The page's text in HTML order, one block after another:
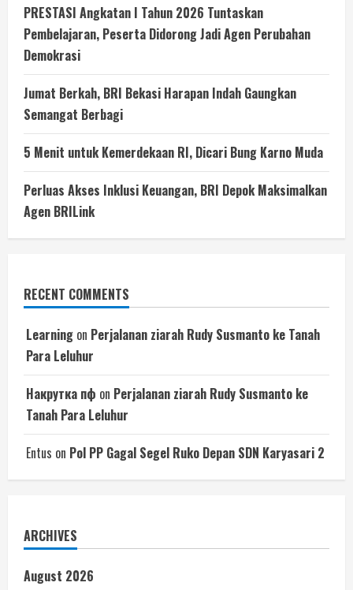
PRESTASI Angkatan I Tahun 2026 Tuntaskan
Pembelajaran, Peserta Didorong Jadi Agen Perubahan
Demokrasi
Jumat Berkah, BRI Bekasi Harapan Indah Gaungkan
Semangat Berbagi
5 Menit untuk Kemerdekaan RI, Dicari Bung Karno Muda
Perluas Akses Inklusi Keuangan, BRI Depok Maksimalkan
Agen BRILink
RECENT COMMENTS
Learning on Perjalanan ziarah Rudy Susmanto ke Tanah
Para Leluhur
Накрутка пф on Perjalanan ziarah Rudy Susmanto ke
Tanah Para Leluhur
Entus on Pol PP Gagal Segel Ruko Depan SDN Karyasari 2
ARCHIVES
August 2026